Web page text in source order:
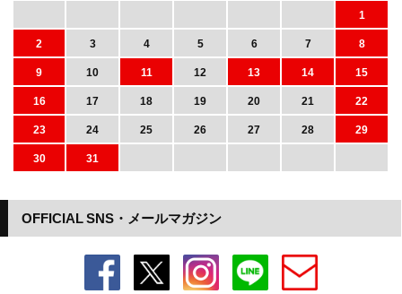
OFFICIAL SNS・メールマガジン
1
2
3 4 5 6 7
8
9
10 11 12 13 14
15
16
17 18 19 20 21
22
23
24 25 26 27 28
29
30
31